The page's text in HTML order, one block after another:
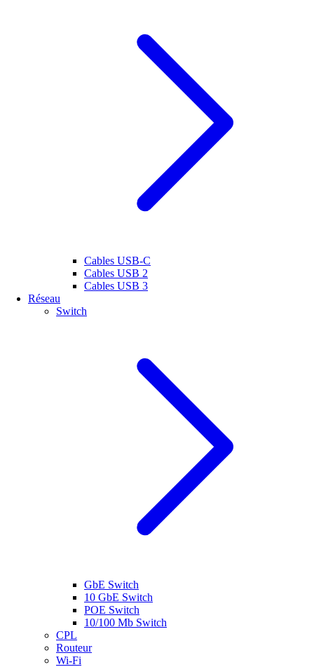
Cables USB-C
Cables USB 2
Cables USB 3
Réseau
Switch
GbE Switch
10 GbE Switch
POE Switch
10/100 Mb Switch
CPL
Routeur
Wi-Fi